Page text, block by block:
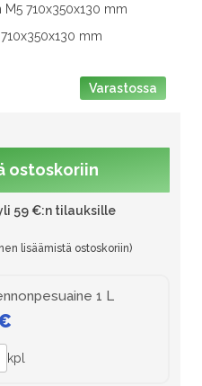
710x350x130 mm
mm
Varastossa
ostoskoriin
59 €:n tilauksille
1 L
kpl